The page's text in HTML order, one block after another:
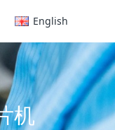
English
机